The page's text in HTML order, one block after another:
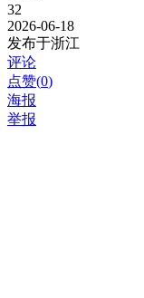
32
2026-06-18
发布于浙江
评论
点赞(0)
海报
举报